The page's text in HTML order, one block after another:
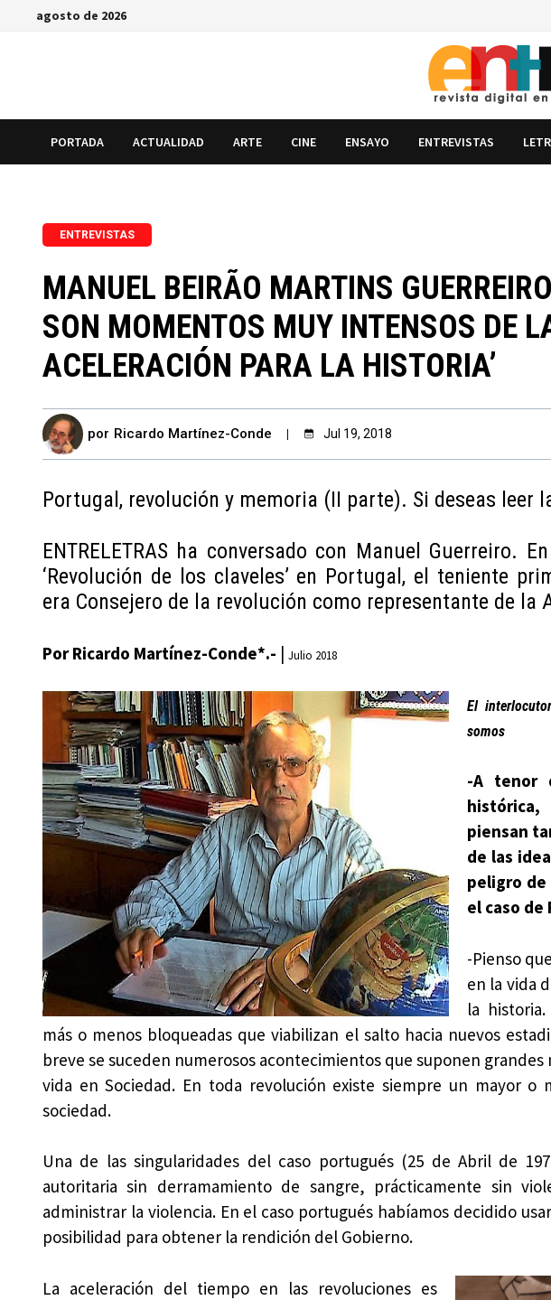
Saltaragosto de 2026
PORTADA ACTUALIDAD ARTE CINE ENSAYO ENTREVISTAS
ENTREVISTAS
MANUEL BEIRÃO MARTINS
SON MOMENTOS MUY INTENSOS DE
ACELERACIÓN PARA LA HISTORIA’
por Ricardo Martínez-Conde Jul 19, 2018
Portugal, revolución y memoria (II parte). Si deseas leer
ENTRELETRAS ha conversado con Manuel Guerreiro.
‘Revolución de los claveles’ en Portugal, el teniente
era Consejero de la revolución como representante de la
Por Ricardo Martínez-Conde*.- | Julio 2018
El
somos
-A tenor
piensan
de las
peligro de
el caso
-Pienso
en la vida
la
más o menos bloqueadas que viabilizan el salto hacia nuevos
breve se suceden numerosos acontecimientos que suponen
vida en Sociedad. En toda revolución existe siempre un mayor o
sociedad.
Una de las singularidades del caso portugués (25 de Abril de
autoritaria sin derramamiento de sangre, prácticamente sin
administrar la violencia. En el caso portugués habíamos decidido
posibilidad para obtener la rendición del Gobierno.
La aceleración del tiempo en las revoluciones es